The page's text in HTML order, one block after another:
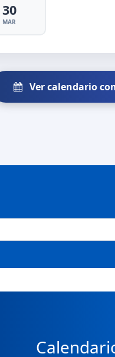
30
MAR
Ver calendario